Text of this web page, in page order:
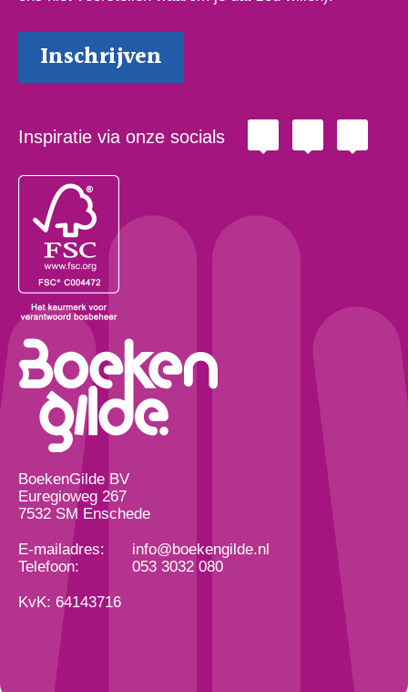
Inspiratie via onze socials
BoekenGilde BV
Euregioweg 267
7532 SM Enschede
E-mailadres:
info@boekengilde.nl
Telefoon:
053 3032 080
KvK: 64143716